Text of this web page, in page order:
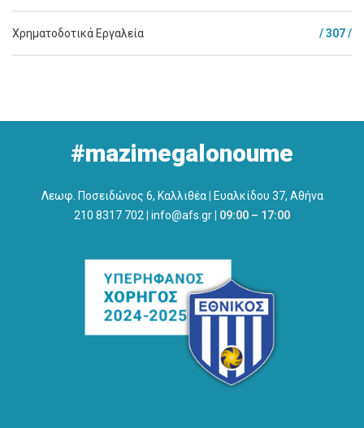
Χρηματοδοτικά Εργαλεία / 307 /
#mazimegalonoume
Λεωφ. Ποσειδώνος 6, Καλλιθέα|
Ευαλκίδου 37, Αθήνα
210 8317 702
info@afs.gr 09:00 – 17:00